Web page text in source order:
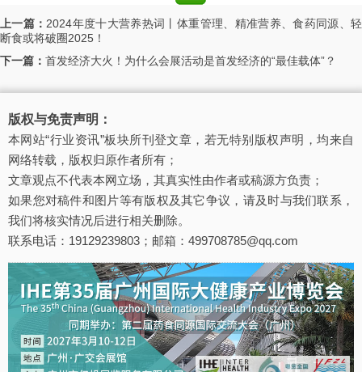
上一篇： 2024年度十大营养热词丨体重管理、精准营养、食药同源、轻
断食或将破圈2025！
下一篇： 首发经济大火！为什么会展活动是首发经济的“最佳载体”？
版权与免责声明：
本网站“行业资讯”板块所刊登文章，若无特别版权声明，均来自
网络转载，版权归原作者所有；
文章观点不代表本网立场，其真实性由作者或稿源方负责；
如果您对稿件和图片等有版权及其它争议，请及时与我们联系，
我们将核实情况后进行相关删除。
联系电话：19129239803；邮箱：499708785@qq.com